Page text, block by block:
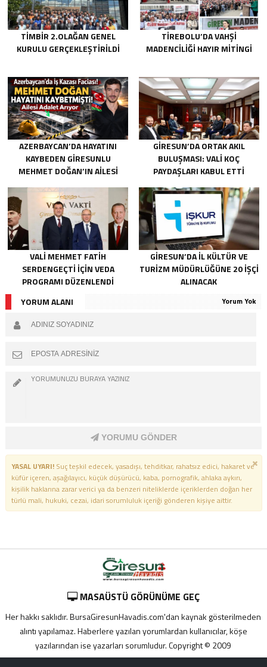
TİMBİR 2.OLAĞAN GENEL
KURULU GERÇEKLEŞTIRILDI
TIREBOLU’DA VAHŞI
MADENCILIĞI HAYIR MITINGI
AZERBAYCAN’DA HAYATINI
KAYBEDEN GIRESUNLU
MEHMET DOĞAN’IN AILESI
GIRESUN’DA ORTAK AKIL
BULUŞMASI: VALI KOÇ
PAYDAŞLARI KABUL ETTI
VALI MEHMET FATIH
SERDENGEÇTI İÇIN VEDA
PROGRAMI DÜZENLENDI
GIRESUN’DA İL KÜLTÜR VE
TURIZM MÜDÜRLÜĞÜNE 20 İŞÇI
ALINACAK
YORUM ALANI
Yorum Yok
YORUMU GÖNDER
YASAL UYARI!Suç teşkil edecek, yasadışı, tehditkar, rahatsız edici, hakaret ve
küfür içeren, aşağılayıcı, küçük düşürücü, kaba, pornografik, ahlaka aykırı,
kişilik haklarına zarar verici ya da benzeri niteliklerde içeriklerden doğan her
türlü mali, hukuki, cezai, idari sorumluluk içeriği gönderen kişiye aittir.
MASAÜSTÜ GÖRÜNÜME GEÇ
Her hakkı saklıdır. BursaGiresunHavadis.com'dan kaynak gösterilmeden
alıntı yapılamaz. Haberlere yazılan yorumlardan kullanıcılar, köşe
yazılarından ise yazarları sorumludur. Copyright © 2009